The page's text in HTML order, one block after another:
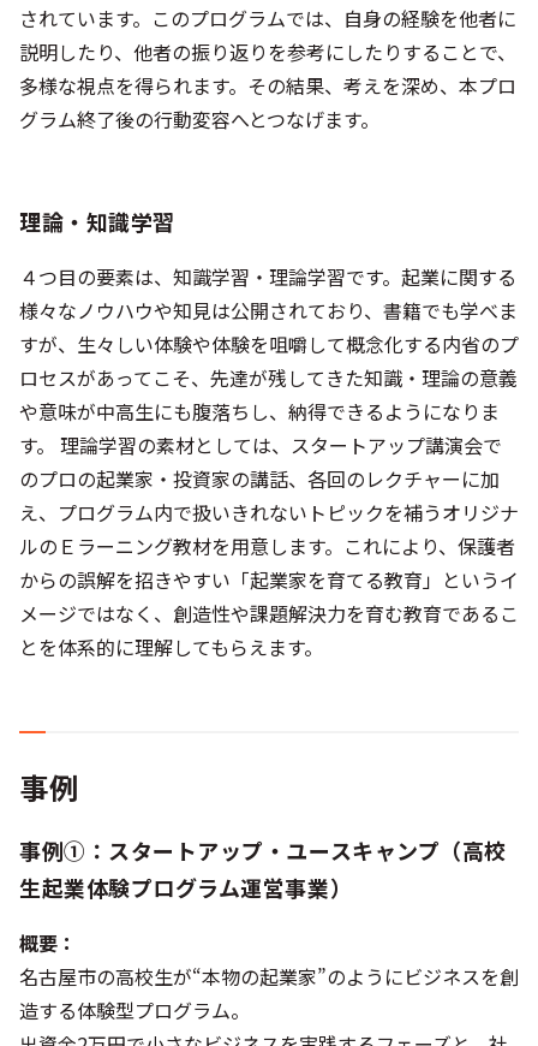
されています。このプログラムでは、自身の経験を他者に
説明したり、他者の振り返りを参考にしたりすることで、
多様な視点を得られます。その結果、考えを深め、本プロ
グラム終了後の行動変容へとつなげます。
理論・知識学習
４つ目の要素は、知識学習・理論学習です。起業に関する
様々なノウハウや知見は公開されており、書籍でも学べま
すが、生々しい体験や体験を咀嚼して概念化する内省のプ
ロセスがあってこそ、先達が残してきた知識・理論の意義
や意味が中高生にも腹落ちし、納得できるようになりま
す。 理論学習の素材としては、スタートアップ講演会で
のプロの起業家・投資家の講話、各回のレクチャーに加
え、プログラム内で扱いきれないトピックを補うオリジナ
ルのＥラーニング教材を用意します。これにより、保護者
からの誤解を招きやすい「起業家を育てる教育」というイ
メージではなく、創造性や課題解決力を育む教育であるこ
とを体系的に理解してもらえます。
事例
事例①：スタートアップ・ユースキャンプ（高校
生起業体験プログラム運営事業）
概要：
名古屋市の高校生が“本物の起業家”のようにビジネスを創
造する体験型プログラム。